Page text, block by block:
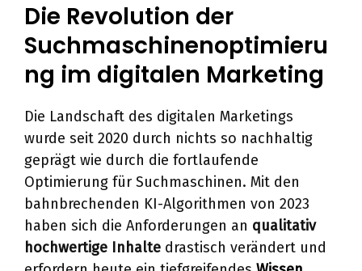
Die Revolution der
Suchmaschinenoptimieru
ng im digitalen Marketing
Die Landschaft des digitalen Marketings
wurde seit 2020 durch nichts so nachhaltig
geprägt wie durch die fortlaufende
Optimierung für Suchmaschinen. Mit den
bahnbrechenden KI-Algorithmen von 2023
haben sich die Anforderungen an qualitativ
hochwertige Inhalte drastisch verändert und